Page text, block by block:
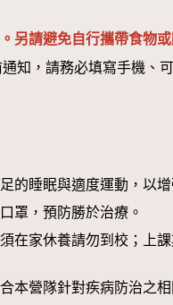
另請避免自行攜帶食物或
知，請務必填寫手機、
的睡眠與適度運動，以增
罩，預防勝於治療。
在家休養請勿到校；上
本營隊針對疾病防治之